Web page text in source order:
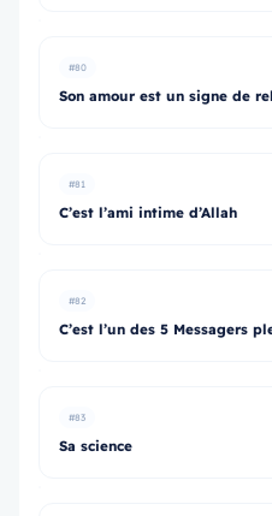
#80
Son amour est un signe de
#81
C’est l’ami intime d’Allah
#82
C’est l’un des 5 Messagers
#83
Sa science